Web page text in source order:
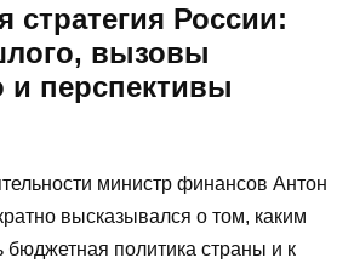
стратегия России:
вызовы
и перспективы
министр финансов Антон
высказывался о том, каким
политика страны и к